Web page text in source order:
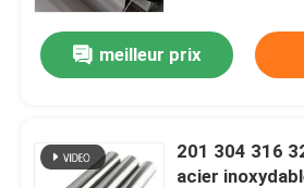
meilleur prix
201 304 316
acier